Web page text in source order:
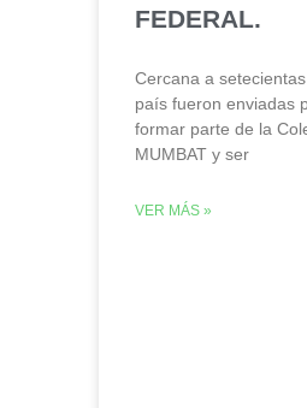
FEDERAL.
Cercana a
país fueron enviadas
formar parte de la
MUMBAT y ser
VER MÁS »